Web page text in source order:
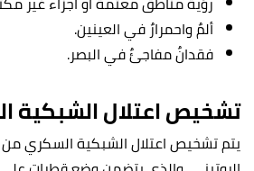
ألمٌ واحمرارٌ في العينين.
فقدانٌ مفاجئٌ في البصر.
تشخيص اعتلال الشبكية
يتم تشخيص اعتلال الشبكية السكري